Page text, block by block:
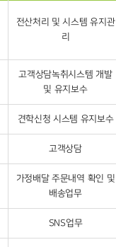
전산처리 및 시스템 유지관
리
고객상담녹취시스템 개발
및 유지보수
견학신청 시스템 유지보수
고객상담
가정배달 주문내역 확인 및
배송업무
SNS업무